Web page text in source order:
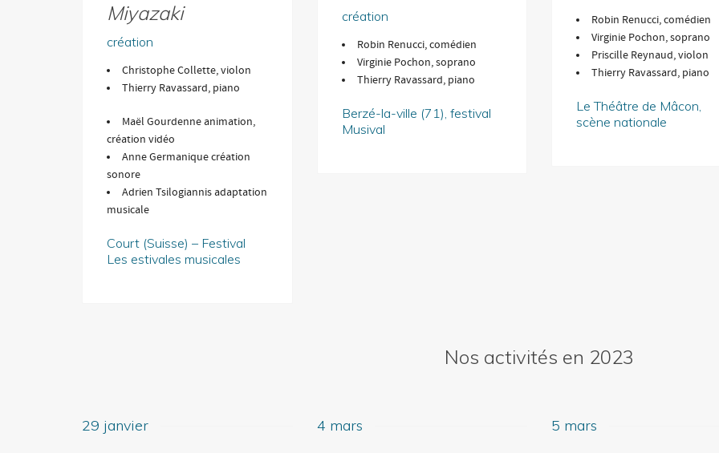
Miyazaki
création
Christophe Collette, violon
Thierry Ravassard, piano
Maël Gourdenne animation,
création vidéo
Anne Germanique création
sonore
Adrien Tsilogiannis adaptation
musicale
Court (Suisse) – Festival
Les estivales musicales
création
Robin Renucci, comédien
Virginie Pochon, soprano
Thierry Ravassard, piano
Berzé-la-ville (71), festival
Musival
Robin Renucci, comédien
Virginie Pochon, soprano
Priscille Reynaud, violon
Thierry Ravassard, piano
Le Théâtre de Mâcon,
scène nationale
Nos activités en 2023
29 janvier 4 mars 5 mars